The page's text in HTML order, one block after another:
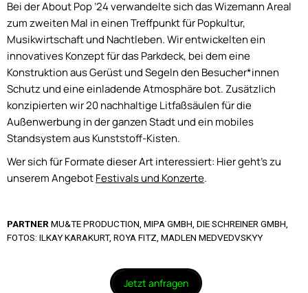
Bei der About Pop ’24 verwandelte sich das Wizemann Areal
zum zweiten Mal in einen Treffpunkt für Popkultur,
Musikwirtschaft und Nachtleben. Wir entwickelten ein
innovatives Konzept für das Parkdeck, bei dem eine
Konstruktion aus Gerüst und Segeln den Besucher*innen
Schutz und eine einladende Atmosphäre bot. Zusätzlich
konzipierten wir 20 nachhaltige Litfaßsäulen für die
Außenwerbung in der ganzen Stadt und ein mobiles
Standsystem aus Kunststoff-Kisten.
Wer sich für Formate dieser Art interessiert: Hier geht’s zu
unserem AngebotFestivals und Konzerte.
PARTNER MU&TE PRODUCTION, MIPA GMBH, DIE SCHREINER GMBH,
FOTOS: ILKAY KARAKURT, ROYA FITZ, MADLEN MEDVEDVSKYY
Jetzt anfragen